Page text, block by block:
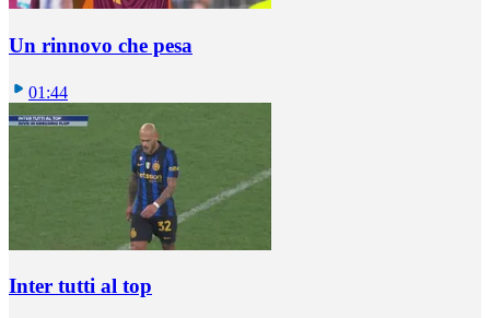
Un rinnovo che pesa
01:44
Inter tutti al top